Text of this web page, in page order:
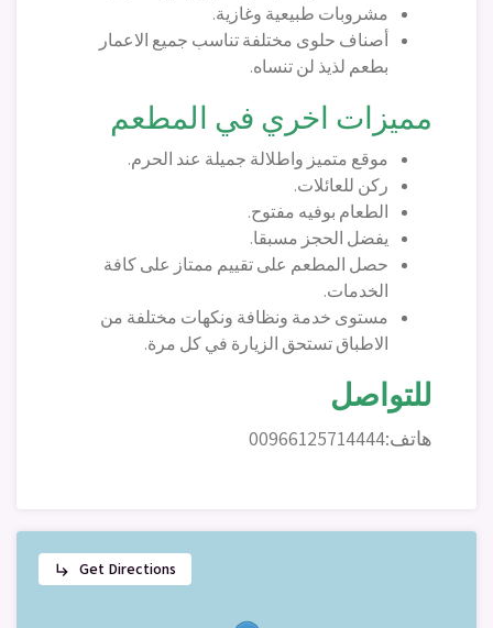
مشروبات طبيعية وغازية.
أصناف حلوى مختلفة تناسب جميع الاعمار
بطعم لذيذ لن تنساه.
مميزات اخري في المطعم
موقع متميز واطلالة جميلة عند الحرم.
ركن للعائلات.
الطعام بوفيه مفتوح.
يفضل الحجز مسبقا.
حصل المطعم على تقييم ممتاز على كافة
الخدمات.
مستوى خدمة ونظافة ونكهات مختلفة من
الاطباق تستحق الزيارة في كل مرة.
للتواصل
هاتف:00966125714444
Get Directions
subdirectory_arrow_right